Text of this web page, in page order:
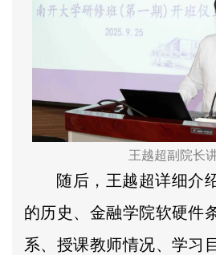
王越超副院长
随后，王越超详细介
的历史、金融学院软硬件
系、授课教师情况、学习